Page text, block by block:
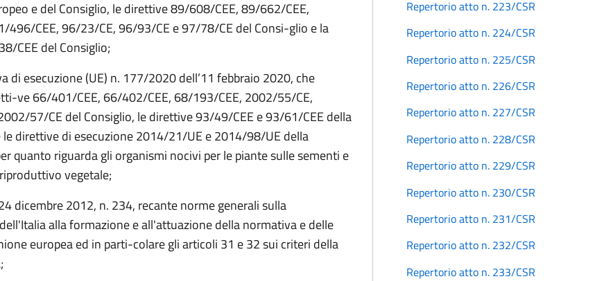
e del Consiglio, le direttive 89/608/CEE, 89/662/CEE,
496/CEE, 96/23/CE, 96/93/CE e 97/78/CE del Consi-glio e la
CEE del Consiglio;
di esecuzione (UE) n. 177/2020 dell’11 febbraio 2020, che
ve 66/401/CEE, 66/402/CEE, 68/193/CEE, 2002/55/CE,
57/CE del Consiglio, le direttive 93/49/CEE e 93/61/CEE della
le direttive di esecuzione 2014/21/UE e 2014/98/UE della
quanto riguarda gli organismi nocivi per le piante sulle sementi e
vegetale;
dicembre 2012, n. 234, recante norme generali sulla
alla formazione e all'attuazione della normativa e delle
europea ed in parti-colare gli articoli 31 e 32 sui criteri della
Repertorio atto n. 223/CSR
Repertorio atto n. 224/CSR
Repertorio atto n. 225/CSR
Repertorio atto n. 226/CSR
Repertorio atto n. 227/CSR
Repertorio atto n. 228/CSR
Repertorio atto n. 229/CSR
Repertorio atto n. 230/CSR
Repertorio atto n. 231/CSR
Repertorio atto n. 232/CSR
Repertorio atto n. 233/CSR